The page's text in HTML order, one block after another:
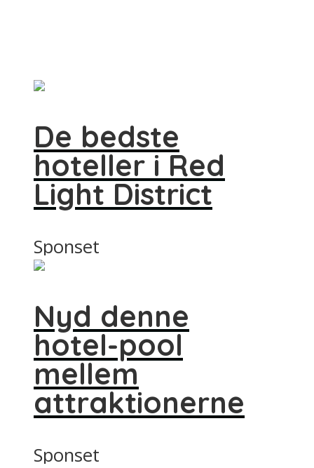
De bedste
hoteller i Red
Light District
Sponset
Nyd denne
hotel-pool
mellem
attraktionerne
Sponset